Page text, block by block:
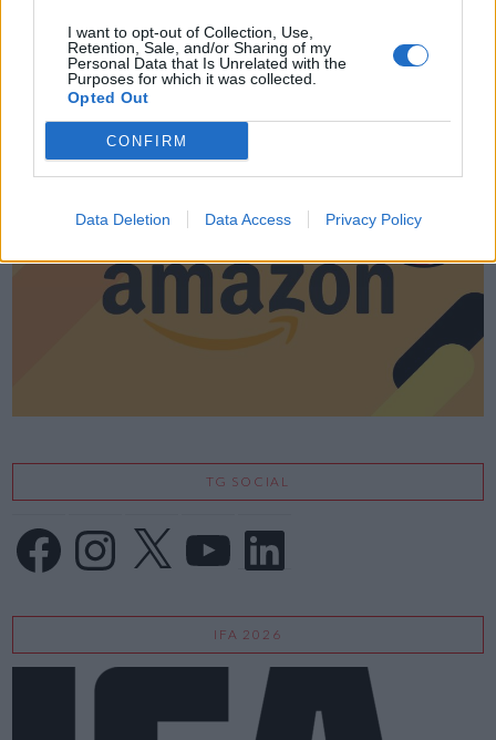
I want to opt-out of Collection, Use,
Retention, Sale, and/or Sharing of my
Personal Data that Is Unrelated with the
Purposes for which it was collected.
Opted Out
CONFIRM
Data Deletion Data Access Privacy Policy
LE MIGLIORI OFFERTE AMAZON
TG SOCIAL
FacebookInstagram
X LinkedIn
IFA 2026